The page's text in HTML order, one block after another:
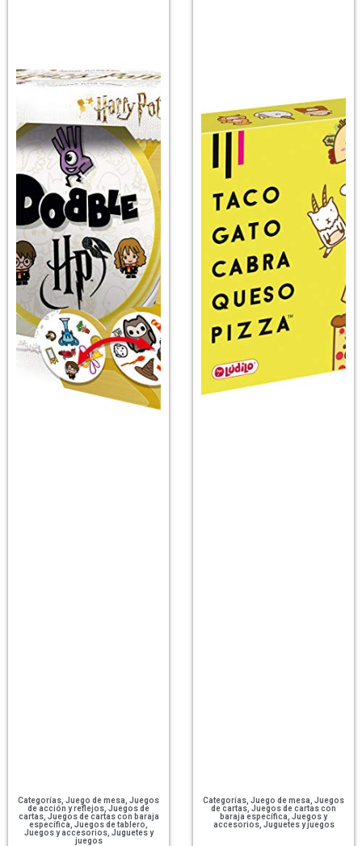
Categorías Juego de mesa Juegos
de acción y reflejos Juegos de
cartas, Juegos de cartas con baraja
específica Juegos de tablero
Juegos y accesorios, Juguetes y
juegos
Categorías Juego de mesa Juegos
de cartas Juegos de cartas con
baraja específica Juegos y
accesorios, Juguetes y juegos